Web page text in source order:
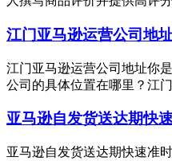
江门亚马逊运营公司地
江门亚马逊运营公司地址你
公司的具体位置在哪里？江
亚马逊自发货送达期快
亚马逊自发货送达期快速准